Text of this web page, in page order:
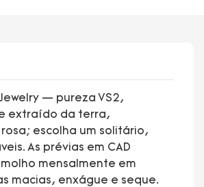
— pureza VS2,
extraído da terra,
escolha um solitário,
As prévias em CAD
mensalmente em
macias, enxágue e seque.